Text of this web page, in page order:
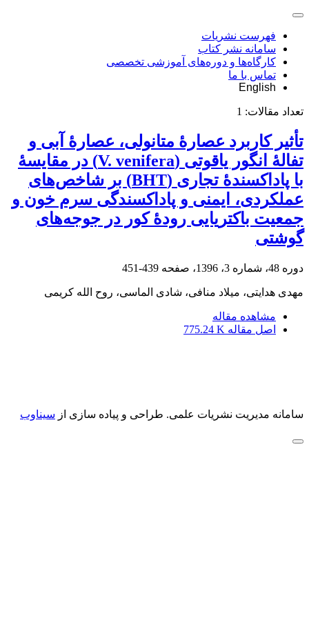
فهرست نشریات
سامانه نشر کتاب
کارگاه‌ها و دوره‌های آموزشی تخصصی
تماس با ما
English
تعداد مقالات: 1
تأثیر کاربرد عصارۀ ‌متانولی، عصارۀ آبی و
تفالۀ ‌انگور‌ یاقوتی (V. venifera) در مقایسۀ
با پاداکسندۀ تجاری (BHT) بر شاخص‌های
عملکردی، ‌ایمنی و پاداکسندگی سرم خون و
جمعیت باکتریایی رودۀ کور در جوجه‌های‌
گوشتی
دوره 48، شماره 3، 1396، صفحه 439-451
مهدی هدایتی، میلاد منافی، شادی الماسی، روح الله کریمی
مشاهده مقاله
اصل مقاله 775.24 K
سامانه مدیریت نشریات علمی. طراحی و پیاده سازی از سیناوب